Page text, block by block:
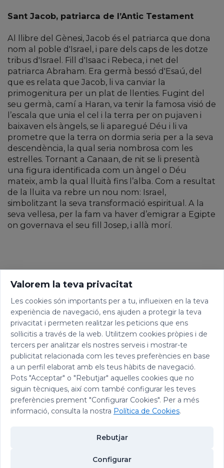
Sant Jacob, patriarca de l’Antic Testament
Al llibre del Gènesi, Jacob és el patriarca que dona
nom al poble d'Israel, i pare dels caps de les dotze
tribus d'Israel. Fill d'Isaac i Rebeca, i net del
patriarca Abraham. Era germà bessó d'Esaú, del
que es relata que Jacob, li va canviar la
primogenitura per un plat de llenties. Fugint del
seu germà, camí a Haran, va tenir la famosa visió de
l’escala que unia el cel i la terra per on pujaven i
baixaven els àngels, se li aparegué Déu i li va
prometre que la terra on dormia seria per a la seva
descendència, la qual seria nombrosa com les
estrelles. Tornant a Canaan, de nit se li presentà
una figura identificada com un àngel o Déu
mateix, amb la qual lluità fins l’alba. Com a resultat
de la lluita va rebre un nou nom: Israel,
simbolitzant la seva transformació espiritual. A la
seva vellesa, per la fam va haver d’emigrar a Egipte
on governava el seu fill Josep, i allà morí.
Valorem la teva privacitat
Les cookies són importants per a tu, influeixen en la teva
experiència de navegació, ens ajuden a protegir la teva
privacitat i permeten realitzar les peticions que ens
sol·licitis a través de la web. Utilitzem cookies pròpies i de
tercers per analitzar els nostres serveis i mostrar-te
publicitat relacionada com les teves preferències en base
a un perfil elaborat amb els teus hàbits de navegació.
Pots "Acceptar" o "Rebutjar" aquelles cookies que no
siguin tècniques, així com també configurar les teves
preferències prement "Configurar Cookies". Per a més
informació, consulta la nostra Política de Cookies.
Rebutjar
Configurar